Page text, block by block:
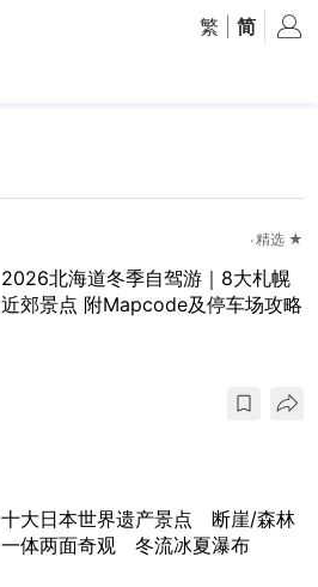
繁 简
精选 ★
2026北海道冬季自驾游｜8大札幌
近郊景点 附Mapcode及停车场攻略
十大日本世界遗产景点 断崖/森林
一体两面奇观 冬流冰夏瀑布